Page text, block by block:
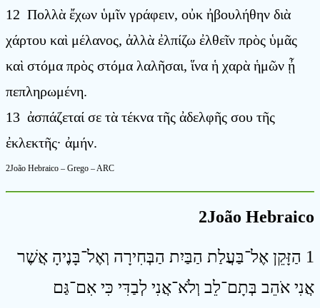
12 Πολλὰ ἔχων ὑμῖν γράφειν, οὐκ ἠβουλήθην διὰ
χάρτου καὶ μέλανος, ἀλλὰ ἐλπίζω ἐλθεῖν πρὸς ὑμᾶς
καὶ στόμα πρὸς στόμα λαλῆσαι, ἵνα ἡ χαρὰ ἡμῶν ᾖ
πεπληρωμένη.
13 ἀσπάζεταί σε τὰ τέκνα τῆς ἀδελφῆς σου τῆς
ἐκλεκτῆς· ἀμήν.
2João Hebraico – Grego – ARC
2João Hebraico
1 הַזָּקֵן אֶל־בַּעֲלַת הַבַּיִת הַבְּחִירָה וְאֶל־בָּנֶיהָ אֲשֶׁר
אֲנִי אֹהֵב בְּתָם־לֵב וְלֹא־אֲנִי לְבַדִּי כִּי אִם־גַּם